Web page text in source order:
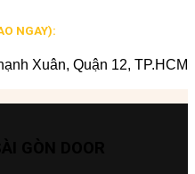
NGAY):
Xuân, Quận 12, TP.HCM